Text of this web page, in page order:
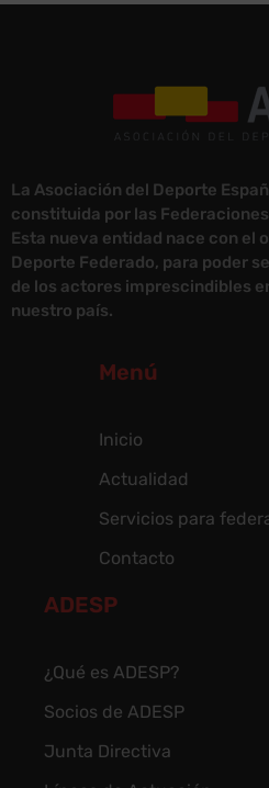
La Asociación del Deporte
constituida por las
Esta nueva entidad nace con el
Deporte Federado, para poder
de los actores imprescindibles
nuestro país.
Menú
Inicio
Actualidad
Servicios para
Contacto
ADESP
¿Qué es ADESP?
Socios de ADESP
Junta Directiva